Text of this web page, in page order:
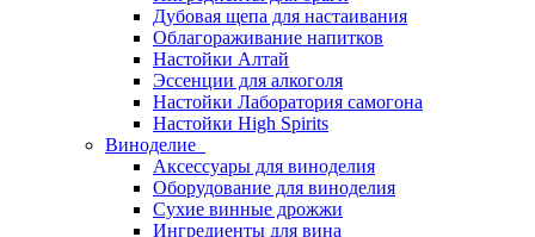
Дубовая щепа для настаивания
Облагораживание напитков
Настойки Алтай
Эссенции для алкоголя
Настойки Лаборатория самогона
Настойки High Spirits
Виноделие
Аксессуары для виноделия
Оборудование для виноделия
Сухие винные дрожжи
Ингредиенты для вина